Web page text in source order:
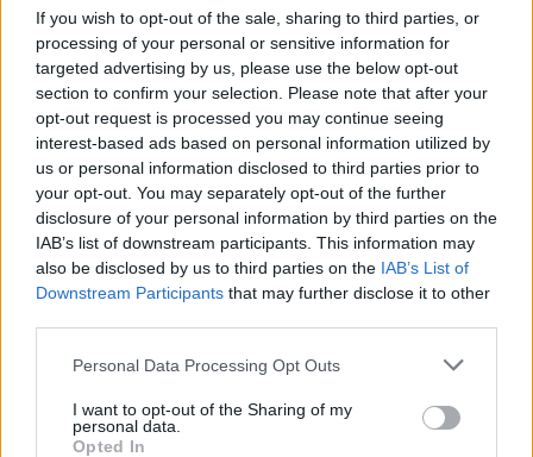
If you wish to opt-out of the sale, sharing to third parties, or
processing of your personal or sensitive information for
targeted advertising by us, please use the below opt-out
section to confirm your selection. Please note that after your
opt-out request is processed you may continue seeing
interest-based ads based on personal information utilized by
us or personal information disclosed to third parties prior to
your opt-out. You may separately opt-out of the further
disclosure of your personal information by third parties on the
IAB’s list of downstream participants. This information may
also be disclosed by us to third parties on the IAB’s List of
Downstream Participants that may further disclose it to other
Personal Data Processing Opt Outs
I want to opt-out of the Sharing of my
personal data.
Opted In
SENS
SOS (Șoșoacă)
POT (Gavrilă)
PACE (Peia)
Acțiunea Conservatoare (Târziu)
PDF (Lazarus)
PUSL (D. Voiculescu)
PNȚCD (Pavelescu)
PNCR (Terheș)
Partidul Patrioților (Surugiu)
România pe Primul Loc (Ponta)